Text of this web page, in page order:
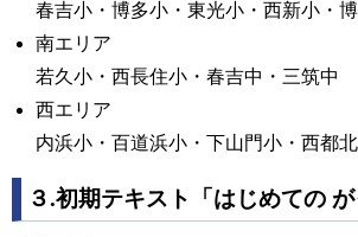
春吉小・博多小・東光小・西新小・
南エリア
若久小・西長住小・春吉中・三筑中
西エリア
内浜小・百道浜小・下山門小・西都
３.初期テキスト「はじめての が